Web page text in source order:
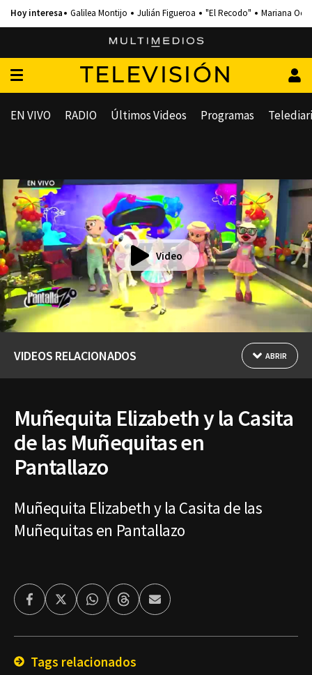
Galilea Montijo Julián Figueroa "El Recodo" Mariana
TELEVISIÓN
EN VIVO RADIO Últimos Videos Programas
Video
VIDEOS RELACIONADOS ABRIR
Muñequita Elizabeth y la Casita
de las Muñequitas en
Pantallazo
Muñequita Elizabeth y la Casita de las
Muñequitas en Pantallazo
FacebookTwitterWhatsappThreadsEnviar
por
Tags relacionados